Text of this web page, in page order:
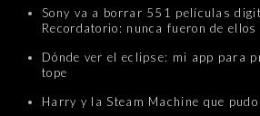
Sony va a borrar 551 películas
Recordatorio: nunca fueron de ellos
Dónde ver el eclipse: mi app para
tope
Harry y la Steam Machine que